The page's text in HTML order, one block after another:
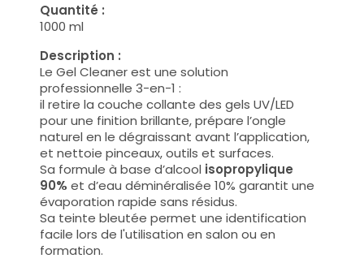
Quantité :
1000 ml
Description :
Le Gel Cleaner est une solution
professionnelle 3-en-1 :
il retire la couche collante des gels UV/LED
pour une finition brillante, prépare l’ongle
naturel en le dégraissant avant l’application,
et nettoie pinceaux, outils et surfaces.
Sa formule à base d’alcool isopropylique
90% et d’eau déminéralisée 10% garantit une
évaporation rapide sans résidus.
Sa teinte bleutée permet une identification
facile lors de l'utilisation en salon ou en
formation.